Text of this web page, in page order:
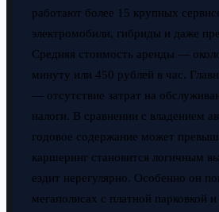
работают более 15 крупных
электромобили, гибриды и даже
Средняя стоимость аренды —
минуту или 450 рублей в час.
— отсутствие затрат на
налоги. В сравнении с владением
годовое содержание может
каршеринг становится логичным
ездит нерегулярно. Особенно он
мегаполисах с платной парковкой